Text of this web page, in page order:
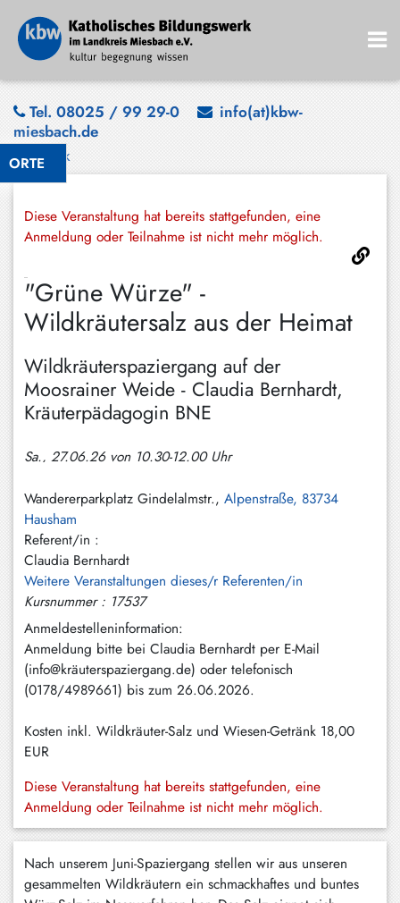
ORTE
Tel. 08025 / 99 29-0
info(at)kbw-
miesbach.de
Zurück
Diese Veranstaltung hat bereits stattgefunden, eine
Anmeldung oder Teilnahme ist nicht mehr möglich.
"Grüne Würze" -
Wildkräutersalz aus der Heimat
Wildkräuterspaziergang auf der
Moosrainer Weide - Claudia Bernhardt,
Kräuterpädagogin BNE
Sa., 27.06.26 von 10.30-12.00 Uhr
Wandererparkplatz Gindelalmstr.,Alpenstraße, 83734
Hausham
Referent/in :
Claudia Bernhardt
Weitere Veranstaltungen dieses/r Referenten/in
Kursnummer : 17537
Anmeldestelleninformation:
Anmeldung bitte bei Claudia Bernhardt per E-Mail
(info@kräuterspaziergang.de) oder telefonisch
(0178/4989661) bis zum 26.06.2026.
Kosten inkl. Wildkräuter-Salz und Wiesen-Getränk 18,00
EUR
Diese Veranstaltung hat bereits stattgefunden, eine
Anmeldung oder Teilnahme ist nicht mehr möglich.
Nach unserem Juni-Spaziergang stellen wir aus unseren
gesammelten Wildkräutern ein schmackhaftes und buntes
Bad
Wiessee
Bayrischzell
Elbach
Großhartpenning
Holzkirchen
Hundham
Irschenberg
Leitzachtal
Miesbach
Neuhaus
Niklasreuth
Otterfing
Rottach-
Schaftlach
Waakirchen
Schliersee
Tegernsee
Warngau